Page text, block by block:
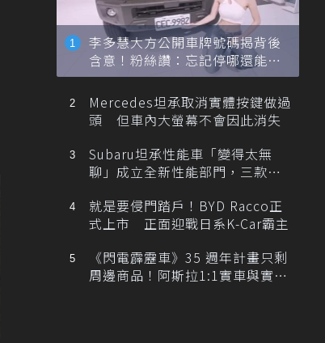
李多慧大方公開車牌號碼揭背後
含意！粉絲讚：忘記停哪還能幫
忙找車
Mercedes坦承取消實體按鍵做過
頭 但車內大螢幕不會因此消失
Subaru坦承性能車「變得太無
聊」成立全新性能部門，三款手
就是要侵門踏戶！BYD Racco正
式上市 正面迎戰日系K-Car霸主
《閃電霹靂車》35 週年計畫只剩
周邊商品！阿斯拉1:1實車與實體